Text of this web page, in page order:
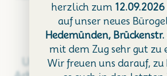
Unbefristete
herzlich zum
auf unser neues
Hedemünden, Brückenstr.
mit dem Zug sehr gut zu
Wir freuen uns darauf,